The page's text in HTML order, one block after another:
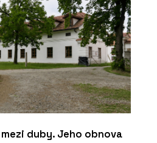
duby. Jeho obnova